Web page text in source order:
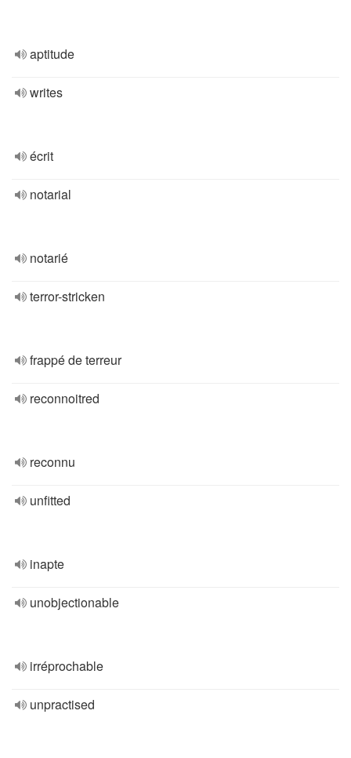
aptitude
writes
écrit
notarial
notarié
terror-stricken
frappé de terreur
reconnoitred
reconnu
unfitted
inapte
unobjectionable
irréprochable
unpractised